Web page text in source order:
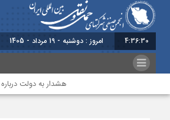
4:36:31 برابر با : Monday - 10 Augu
هشدار به دولت درباره